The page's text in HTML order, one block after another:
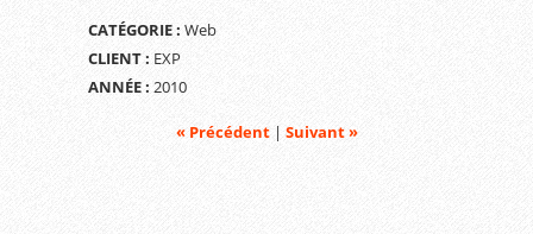
CATÉGORIE : Web
CLIENT : EXP
ANNÉE : 2010
« Précédent| Suivant »